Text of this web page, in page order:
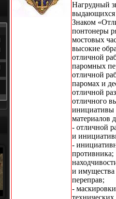
Нагрудный
выдающихся
Знаком
понтонеры
мостовых
высокие
отличной
паромных
отличной
паромах и
отличной
отличного
инициативы
материалов
- отличной
и
-
противника;
и имущества
переправ;
-
технических